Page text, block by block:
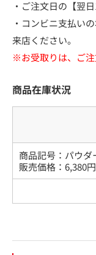
・ご注文日の【翌
・コンビニ支払い
来店ください。
※お受取りは、ご注
商品在庫状況
商品記号： パウダ
販売価格： 6,380円